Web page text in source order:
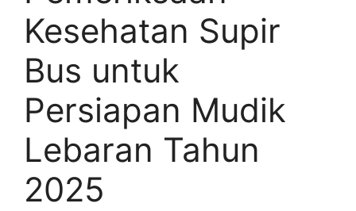
Kesehatan Supir
Bus untuk
Persiapan Mudik
Lebaran Tahun
2025